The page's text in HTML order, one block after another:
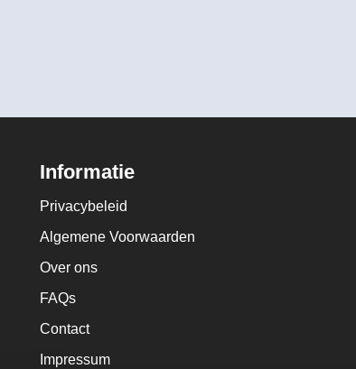
Informatie
Privacybeleid
Algemene Voorwaarden
Over ons
FAQs
Contact
Impressum